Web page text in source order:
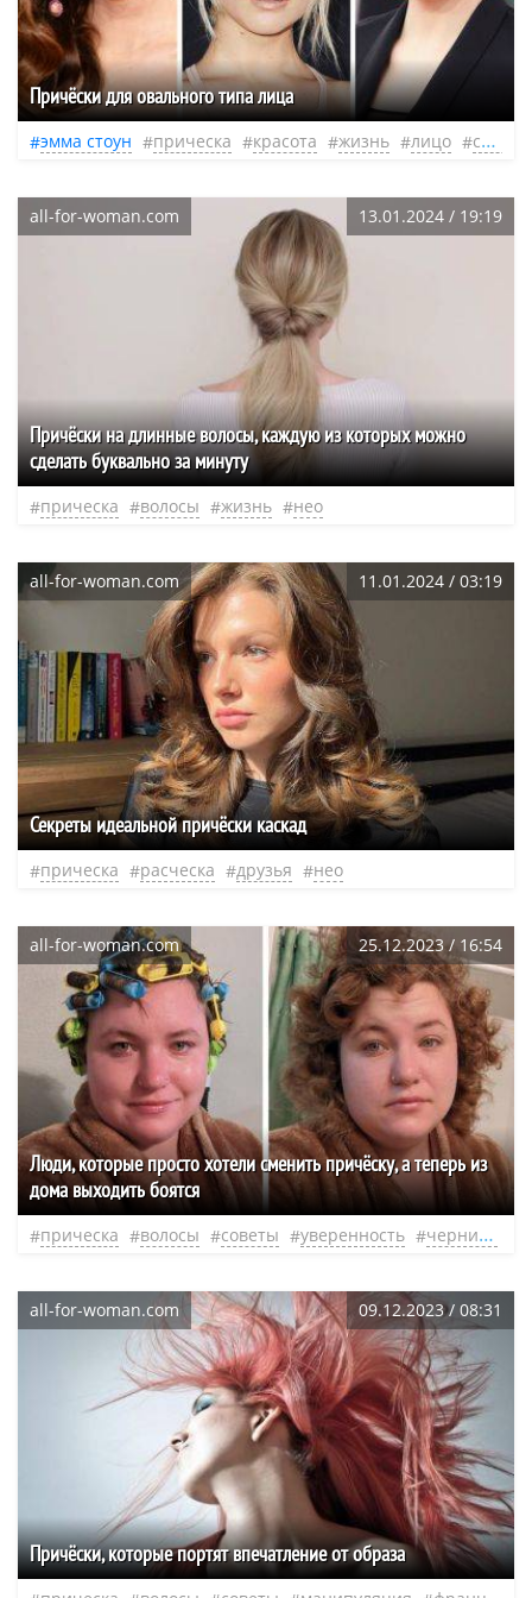
Причёски для овального типа лица
эмма стоун прическа красота жизнь лицо страхи
all-for-woman.com 13.01.2024 / 19:19
Причёски на длинные волосы, каждую из которых можно
сделать буквально за минуту
прическа волосы жизнь нео
all-for-woman.com 11.01.2024 / 03:19
Секреты идеальной причёски каскад
прическа расческа друзья нео
all-for-woman.com 25.12.2023 / 16:54
Люди, которые просто хотели сменить причёску, а теперь из
дома выходить боятся
прическа волосы советы уверенность чернила
all-for-woman.com 09.12.2023 / 08:31
Причёски, которые портят впечатление от образа